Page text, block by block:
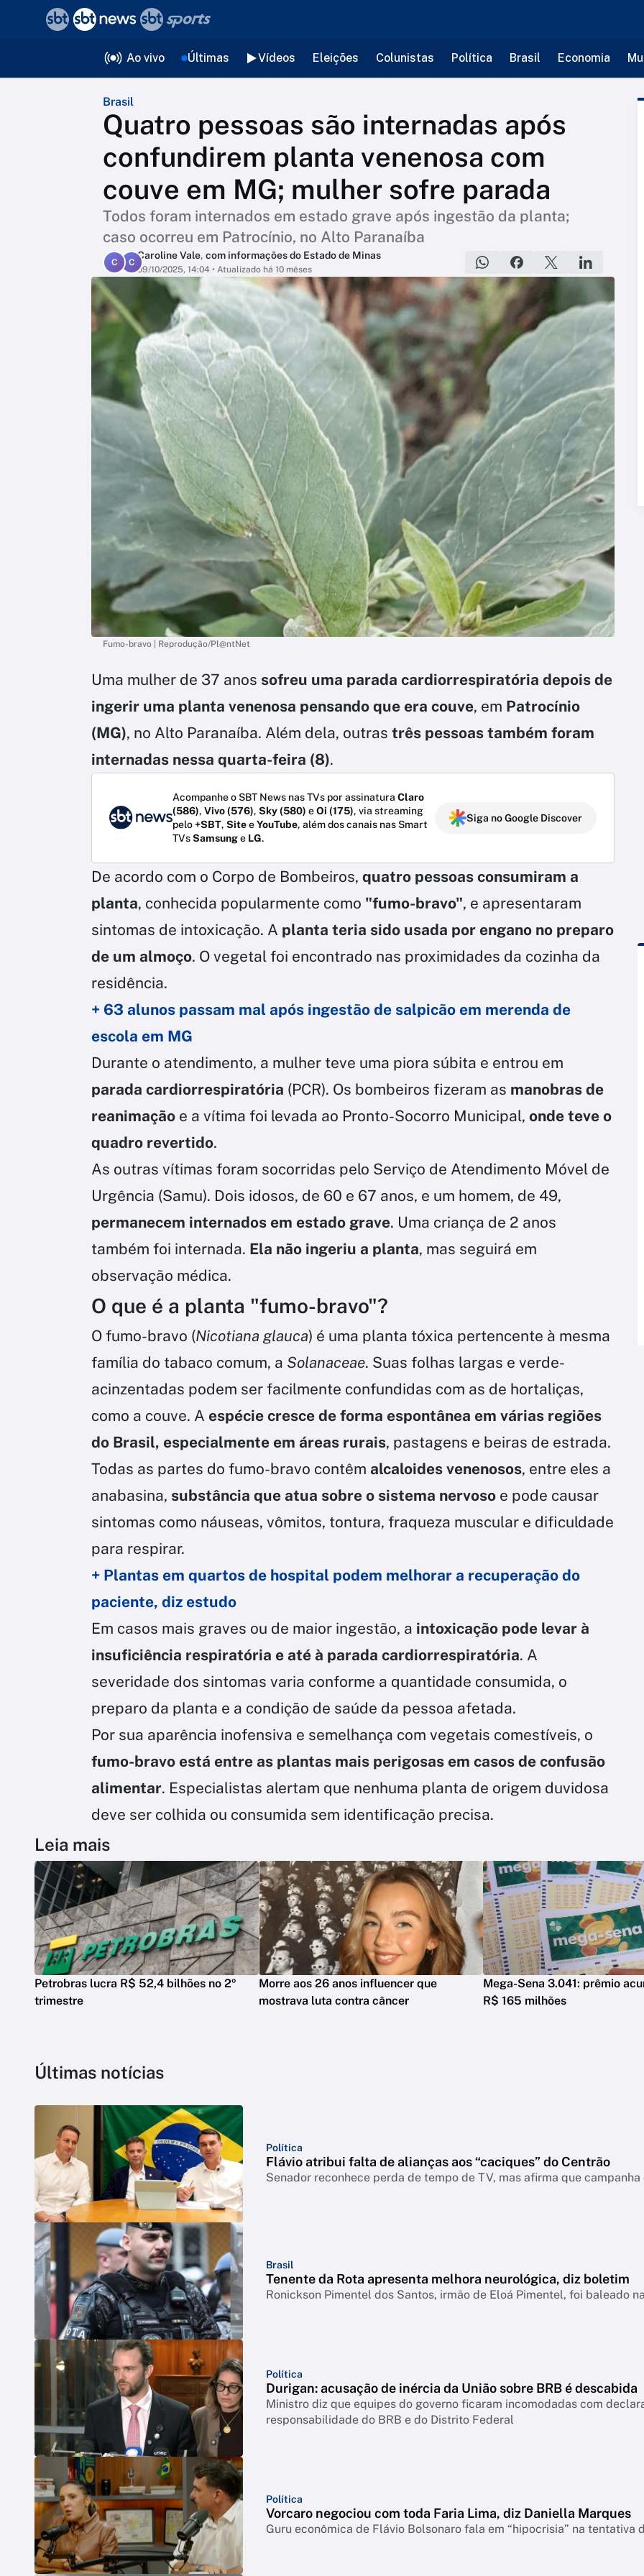
Ao vivo Últimas Vídeos Eleições Colunistas Política Brasil Economia
Brasil
Quatro pessoas são internadas após
confundirem planta venenosa com
couve em MG; mulher sofre parada
Todos foram internados em estado grave após ingestão da planta;
caso ocorreu em Patrocínio, no Alto Paranaíba
C C
Caroline Vale, com informações do Estado de Minas
09/10/2025, 14:04 • Atualizado há 10 mêses
Fumo-bravo | Reprodução/Pl@ntNet
Uma mulher de 37 anos sofreu uma parada cardiorrespiratória depois de
ingerir uma planta venenosa pensando que era couve, em Patrocínio
(MG), no Alto Paranaíba. Além dela, outras três pessoas também foram
internadas nessa quarta-feira (8).
Acompanhe o SBT News nas TVs por assinatura Claro
(586), Vivo (576), Sky (580) eOi (175), via streaming
pelo+SBT, SiteeYouTube, além dos canais nas Smart
TVsSamsunge LG.
Siga no Google Discover
De acordo com o Corpo de Bombeiros, quatro pessoas consumiram a
planta, conhecida popularmente como "fumo-bravo", e apresentaram
sintomas de intoxicação. A planta teria sido usada por engano no preparo
de um almoço. O vegetal foi encontrado nas proximidades da cozinha da
residência.
+ 63 alunos passam mal após ingestão de salpicão em merenda de
escola em MG
Durante o atendimento, a mulher teve uma piora súbita e entrou em
parada cardiorrespiratória (PCR). Os bombeiros fizeram as manobras de
reanimação e a vítima foi levada ao Pronto-Socorro Municipal, onde teve o
quadro revertido.
As outras vítimas foram socorridas pelo Serviço de Atendimento Móvel de
Urgência (Samu). Dois idosos, de 60 e 67 anos, e um homem, de 49,
permanecem internados em estado grave. Uma criança de 2 anos
também foi internada. Ela não ingeriu a planta, mas seguirá em
observação médica.
O que é a planta "fumo-bravo"?
O fumo-bravo (Nicotiana glauca) é uma planta tóxica pertencente à mesma
família do tabaco comum, a Solanaceae. Suas folhas largas e verde-
acinzentadas podem ser facilmente confundidas com as de hortaliças,
como a couve. A espécie cresce de forma espontânea em várias regiões
do Brasil, especialmente em áreas rurais, pastagens e beiras de estrada.
Todas as partes do fumo-bravo contêm alcaloides venenosos, entre eles a
anabasina, substância que atua sobre o sistema nervoso e pode causar
sintomas como náuseas, vômitos, tontura, fraqueza muscular e dificuldade
para respirar.
+ Plantas em quartos de hospital podem melhorar a recuperação do
paciente, diz estudo
Em casos mais graves ou de maior ingestão, a intoxicação pode levar à
insuficiência respiratória e até à parada cardiorrespiratória. A
severidade dos sintomas varia conforme a quantidade consumida, o
preparo da planta e a condição de saúde da pessoa afetada.
Por sua aparência inofensiva e semelhança com vegetais comestíveis, o
fumo-bravo está entre as plantas mais perigosas em casos de confusão
alimentar. Especialistas alertam que nenhuma planta de origem duvidosa
deve ser colhida ou consumida sem identificação precisa.
Leia mais
Petrobras lucra R$ 52,4 bilhões no 2º
trimestre
Morre aos 26 anos influencer que
mostrava luta contra câncer
Mega-Sena 3.041: prêmio
R$ 165 milhões
Últimas notícias
Política
Flávio atribui falta de alianças aos “caciques” do Centrão
Senador reconhece perda de tempo de TV, mas afirma que
Brasil
Tenente da Rota apresenta melhora neurológica, diz boletim
Ronickson Pimentel dos Santos, irmão de Eloá Pimentel, foi baleado
Política
Durigan: acusação de inércia da União sobre BRB é descabida
Ministro diz que equipes do governo ficaram incomodadas com
responsabilidade do BRB e do Distrito Federal
Política
Vorcaro negociou com toda Faria Lima, diz Daniella Marques
Guru econômica de Flávio Bolsonaro fala em “hipocrisia” na tentativa
voltar
Editorias